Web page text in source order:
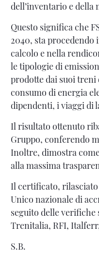
dell’inventario e della
Questo significa che
2040, sta
calcolo e nella
le tipologie di
prodotte dai suoi treni
consumo di energia
dipendenti, i viaggi di
Il risultato ottenuto
Gruppo, conferendo
Inoltre, dimostra
alla massima
Il certificato, rilasciato
Unico nazionale di
seguito delle verifiche
Trenitalia, RFI,
S.B.